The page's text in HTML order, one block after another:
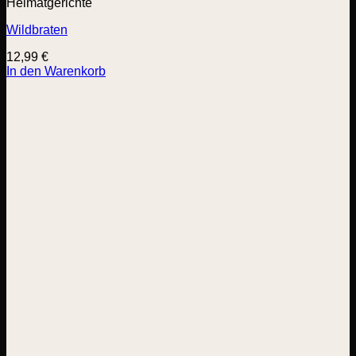
Wildbraten
12,99 €
In den Warenkorb